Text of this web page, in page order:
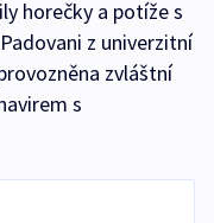
horečky a potíže s
z univerzitní
zvláštní
s